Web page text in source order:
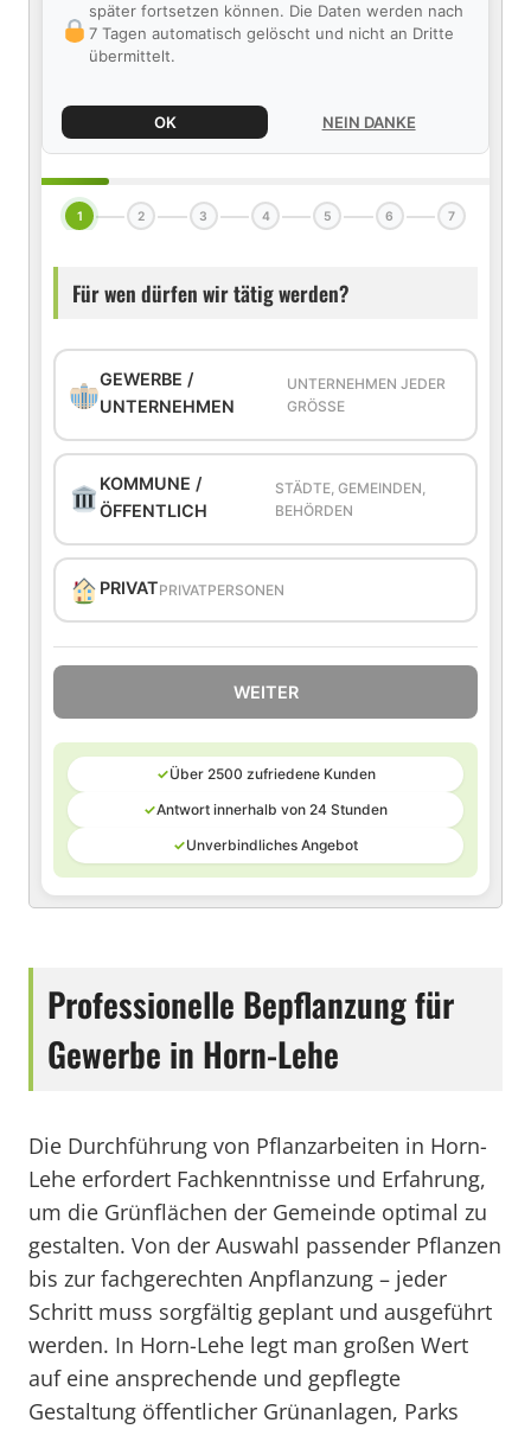
später fortsetzen können. Die Daten werden nach
7 Tagen automatisch gelöscht und nicht an Dritte
übermittelt.
OK NEIN DANKE
1 2 3 4 5 6 7
Für wen dürfen wir tätig werden?
GEWERBE /
UNTERNEHMEN
UNTERNEHMEN JEDER
GRÖSSE
KOMMUNE /
ÖFFENTLICH
STÄDTE, GEMEINDEN,
BEHÖRDEN
PRIVATPRIVATPERSONEN
WEITER
✓Über 2500 zufriedene Kunden
✓Antwort innerhalb von 24 Stunden
✓Unverbindliches Angebot
Professionelle Bepflanzung für
Gewerbe in Horn-Lehe
Die Durchführung von Pflanzarbeiten in Horn-
Lehe erfordert Fachkenntnisse und Erfahrung,
um die Grünflächen der Gemeinde optimal zu
gestalten. Von der Auswahl passender Pflanzen
bis zur fachgerechten Anpflanzung – jeder
Schritt muss sorgfältig geplant und ausgeführt
werden. In Horn-Lehe legt man großen Wert
auf eine ansprechende und gepflegte
Gestaltung öffentlicher Grünanlagen, Parks